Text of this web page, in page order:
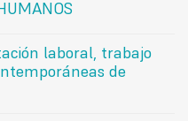
laboral, trabajo
de